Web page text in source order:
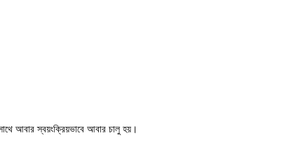
সাথে আবার স্বয়ংক্রিয়ভাবে আবার চালু হয়।